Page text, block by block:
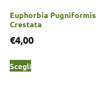
Euphorbia Pugniformis
Crestata
€4,00
Scegli